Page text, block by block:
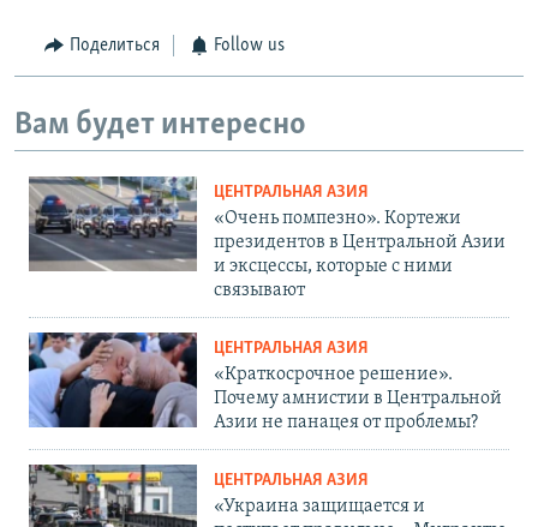
Поделиться Follow us
Вам будет интересно
ЦЕНТРАЛЬНАЯ АЗИЯ
«Очень помпезно». Кортежи
президентов в Центральной Азии
и эксцессы, которые с ними
связывают
ЦЕНТРАЛЬНАЯ АЗИЯ
«Краткосрочное решение».
Почему амнистии в Центральной
Азии не панацея от проблемы?
ЦЕНТРАЛЬНАЯ АЗИЯ
«Украина защищается и